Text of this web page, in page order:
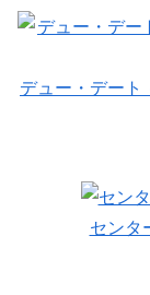
デュー・デート
センタ